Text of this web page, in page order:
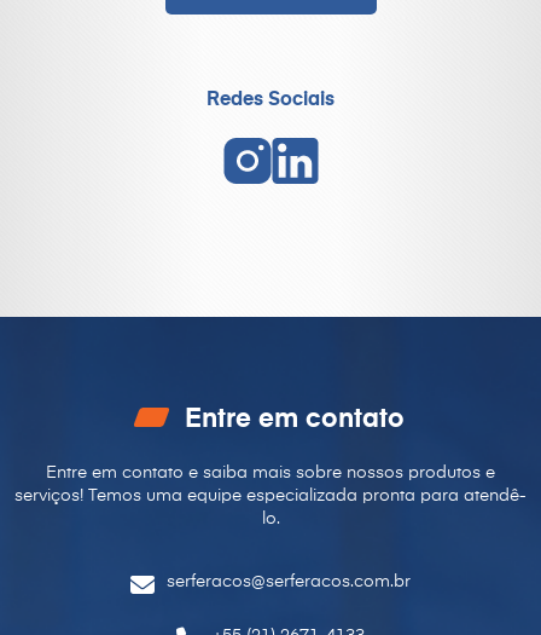
Redes Sociais
Entre em contato
Entre em contato e saiba mais sobre nossos produtos e
serviços! Temos uma equipe especializada pronta para atendê-
lo.
serferacos@serferacos.com.br